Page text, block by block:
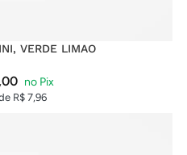
VERDE LIMAO
R$ 7,96